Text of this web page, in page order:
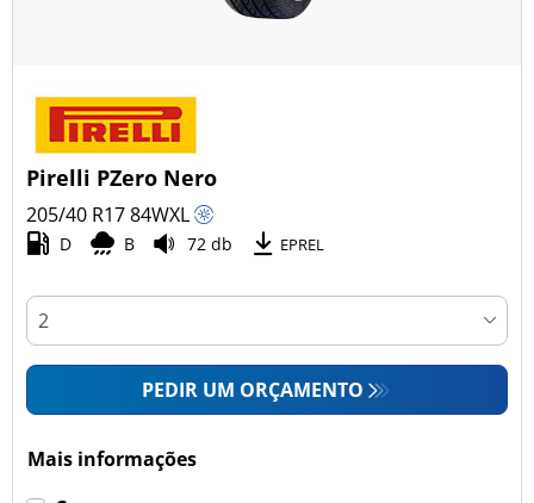
Pirelli PZero Nero
205/40 R1784WXL
D B 72 db EPREL
PEDIR UM ORÇAMENTO
Mais informações